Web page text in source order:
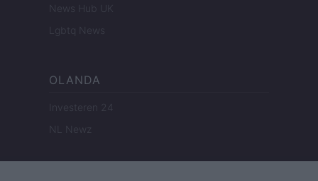
News Hub UK
Lgbtq News
OLANDA
Investeren 24
NL Newz